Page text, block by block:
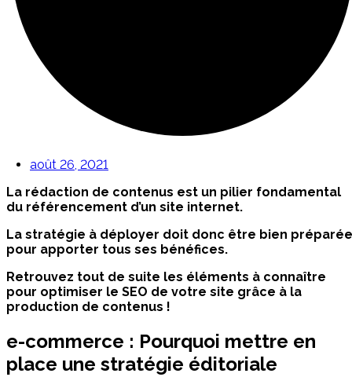
août 26, 2021
La rédaction de contenus est un pilier fondamental
du référencement d’un site internet.
La stratégie à déployer doit donc être bien préparée
pour apporter tous ses bénéfices.
Retrouvez tout de suite les éléments à connaître
pour optimiser le SEO de votre site grâce à la
production de contenus !
e-commerce : Pourquoi mettre en
place une stratégie éditoriale